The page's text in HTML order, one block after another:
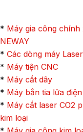
* Máy gia công chính
NEWAY
* Các dòng máy Laser
* Máy tiện CNC
* Máy cắt dây
* Máy bắn tia lửa điện
* Máy cắt laser CO2
kim loại